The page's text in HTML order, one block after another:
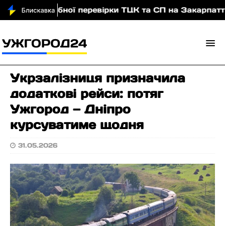
масштабної перевірки ТЦК та СП на Закарпатті:
Укрзалізниця призначила
додаткові рейси: потяг
Ужгород — Дніпро
курсуватиме щодня
31.05.2026